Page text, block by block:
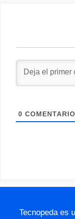
0
Tecnopeda es